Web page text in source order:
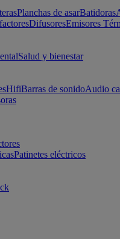
Planchas de asarBatidoras
DifusoresEmisores
Salud y bienestar
HifiBarras de sonidoAudio
Patinetes eléctricos